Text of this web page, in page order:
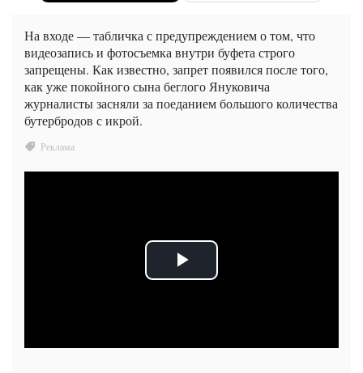
На входе — табличка с предупреждением о том, что
видеозапись и фотосъемка внутри буфета строго
запрещены. Как известно, запрет появился после того,
как уже покойного сына беглого Януковича
журналисты засняли за поеданием большого количества
бутербродов с икрой.